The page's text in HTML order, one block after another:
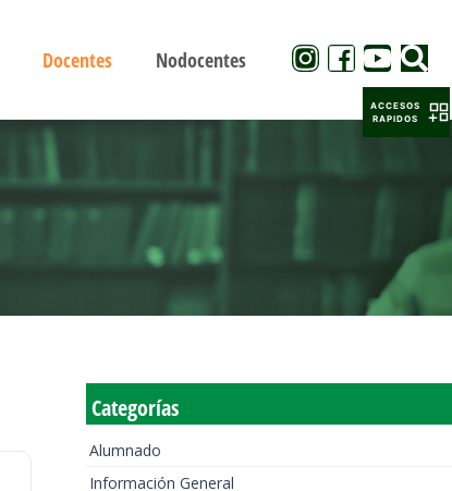
Docentes Nodocentes
Categorías
Alumnado
Información General
ACCESOS
RAPIDOS